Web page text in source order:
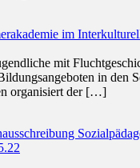
im
mit
in den
organisiert der […]